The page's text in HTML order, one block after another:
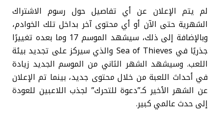
لم يتم الإعلان عن أي تفاصيل حول رسوم الاشتراك
الشهرية حتى الآن أو أي محتوى آخر بداخل تلك الخوادم،
وبالإضافة إلى ذلك، سيشهد الموسم 17 وما بعده تغييرًا
جذريًا في Sea of Thieves والذي سيركز على تجديد بيئة
اللعب. وسيشهد الشهر الثاني من الموسم الجديد زيادة
في أحداث اللعبة من خلال محتوى جديد، بينما تم الإعلان
عن الشهر الأخير كـ”دعوة للتحرك” لجذب اللاعبين للعودة
إلى حدث عالمي كبير.